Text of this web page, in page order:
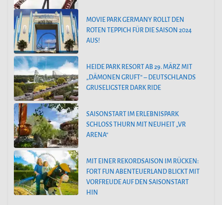
MOVIE PARK GERMANY ROLLT DEN
ROTEN TEPPICH FÜR DIE SAISON 2024
AUS!
HEIDE PARK RESORT AB 29. MÄRZ MIT
„DÄMONEN GRUFT“ – DEUTSCHLANDS
GRUSELIGSTER DARK RIDE
SAISONSTART IM ERLEBNISPARK
SCHLOSS THURN MIT NEUHEIT „VR
ARENA“
MIT EINER REKORDSAISON IM RÜCKEN:
FORT FUN ABENTEUERLAND BLICKT MIT
VORFREUDE AUF DEN SAISONSTART
HIN